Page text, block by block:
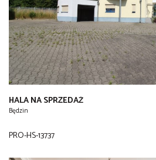
HALA NA SPRZEDAŻ
Będzin
PRO-HS-13737